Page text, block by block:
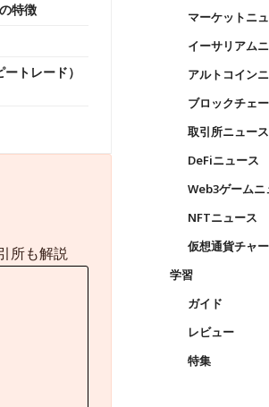
特徴
トレード）
所も解説
マーケットニ
イーサリアム
アルトコイン
ブロックチェ
取引所ニュース
DeFiニュース
Web3ゲームニ
NFTニュース
仮想通貨チャ
学習
ガイド
レビュー
特集